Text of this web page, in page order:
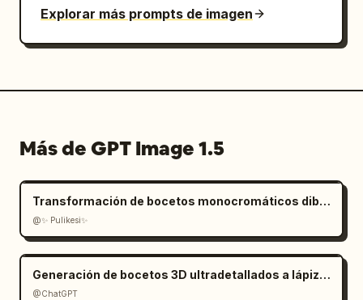
Explorar más prompts de imagen
Más de GPT Image 1.5
Transformación de bocetos monocromáticos dibujados a mano
@✨ Pulikesi✨
Generación de bocetos 3D ultradetallados a lápiz de grafito
@ChatGPT